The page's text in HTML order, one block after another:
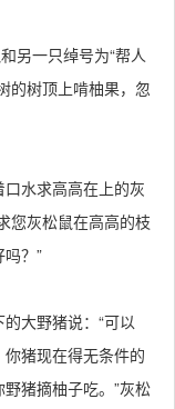
另一只绰号为“帮人
的树顶上啃柚果，忽
水求高高在上的灰
您灰松鼠在高高的枝
？”
大野猪说：“可以
猪现在得无条件的
猪摘柚子吃。”灰松